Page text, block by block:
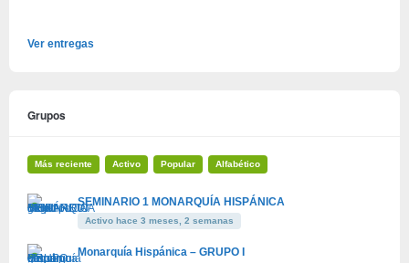
Ver entregas
Grupos
Más reciente Activo Popular Alfabético
SEMINARIO 1 MONARQUÍA HISPÁNICA
Activo hace 3 meses, 2 semanas
Monarquía Hispánica – GRUPO I